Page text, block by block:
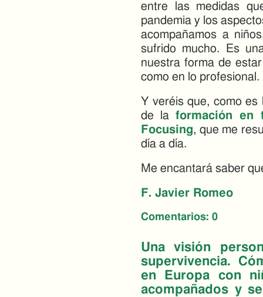
entre las medidas
pandemia y los
acompañamos a
sufrido mucho. Es
nuestra forma de
como en lo profesional.
Y veréis que, como es
de laformación en
Focusing, que me
día a día.
Me encantará saber
F. Javier Romeo
Comentarios: 0
Una visión
supervivencia.
en Europa con
acompañados y